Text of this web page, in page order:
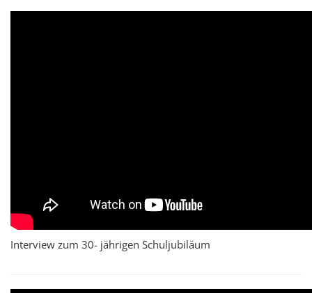
Interview zum 30- jährigen Schuljubiläum